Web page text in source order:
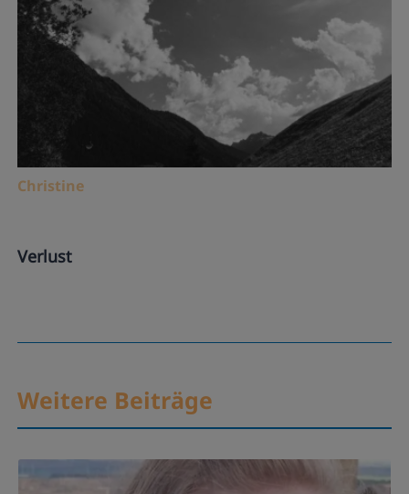
Christine
Verlust
Weitere Beiträge